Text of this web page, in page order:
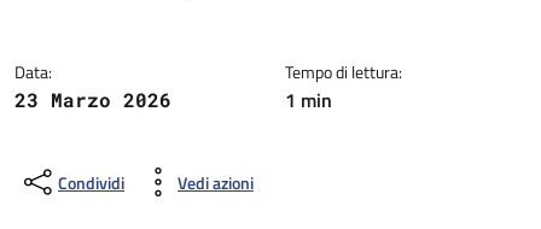
Data:
23 Marzo 2026
Tempo di lettura:
1 min
Condividi Vedi azioni